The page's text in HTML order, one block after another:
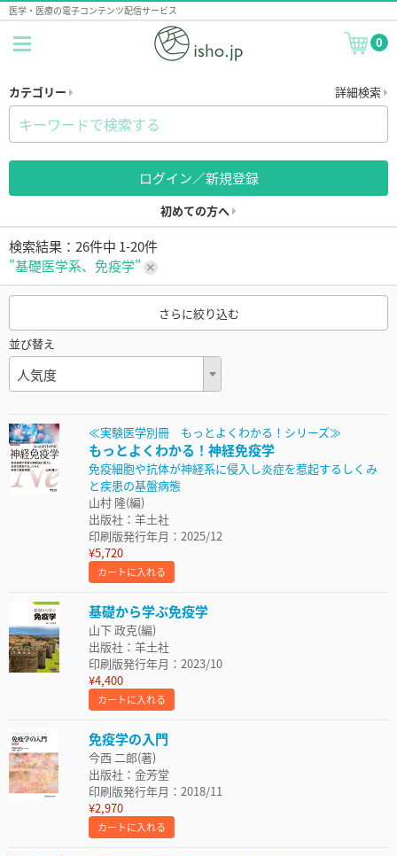
医学・医療の電子コンテンツ配信サービス
0
カテゴリー 詳細検索
ログイン／新規登録
初めての方へ
検索結果：26件中 1-20件
"基礎医学系、免疫学"
さらに絞り込む
並び替え
人気度
≪実験医学別冊 もっとよくわかる！シリーズ≫
もっとよくわかる！神経免疫学
免疫細胞や抗体が神経系に侵入し炎症を惹起するしくみ
と疾患の基盤病態
山村 隆(編)
出版社：羊土社
印刷版発行年月：2025/12
¥5,720
カートに入れる
基礎から学ぶ免疫学
山下 政克(編)
出版社：羊土社
印刷版発行年月：2023/10
¥4,400
カートに入れる
免疫学の入門
今西 二郎(著)
出版社：金芳堂
印刷版発行年月：2018/11
¥2,970
カートに入れる